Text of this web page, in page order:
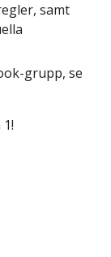
samt
grupp, se